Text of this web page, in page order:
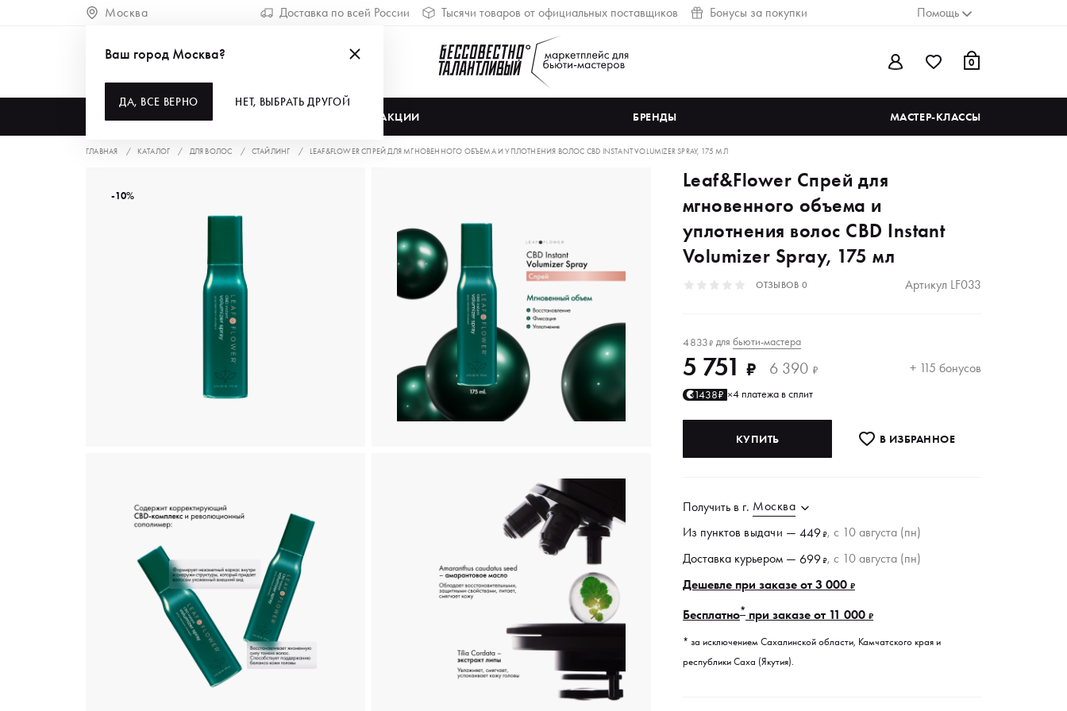
Москва Доставка по всей России Тысячи товаров от официальных поставщиков Бонусы за покупки Помощь
0
АКЦИИ БРЕНДЫ МАСТЕР-КЛАССЫ
Ваш город Москва?
ДА, ВСЕ ВЕРНО НЕТ, ВЫБРАТЬ ДРУГОЙ
ГЛАВНАЯ КАТАЛОГ ДЛЯ ВОЛОС СТАЙЛИНГ LEAF&FLOWER СПРЕЙ ДЛЯ МГНОВЕННОГО ОБЪЕМА И УПЛОТНЕНИЯ ВОЛОС CBD INSTANT VOLUMIZER SPRAY, 175 МЛ
-10%
Leaf&Flower Спрей для
мгновенного объема и
уплотнения волос CBD Instant
Volumizer Spray, 175 мл
ОТЗЫВОВ 0 Артикул LF033
4 833₽ для бьюти-мастера
5 751 ₽ 6 390 ₽ + 115 бонусов
1438₽ ×4 платежа в сплит
КУПИТЬ В ИЗБРАННОE
Получить в г. Москва
Из пунктов выдачи —449₽, c 10 августа (пн)
Доставка курьером —699₽, c 10 августа (пн)
Дешевле при заказе от 3 000₽
Бесплатно* при заказе от 11 000₽
* за исключением Сахалинской области, Камчатского края и
республики Саха (Якутия).